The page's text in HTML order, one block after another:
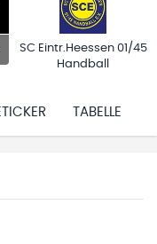
SC Eintr.Heessen 01/45
Handball
TABELLE